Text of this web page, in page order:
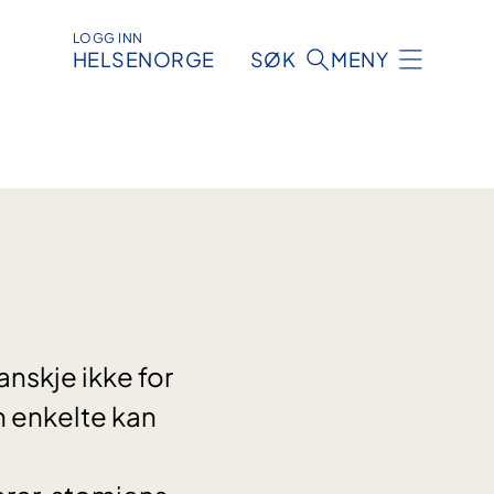
LOGG INN
HELSENORGE SØK MENY
ikke for
enkelte kan